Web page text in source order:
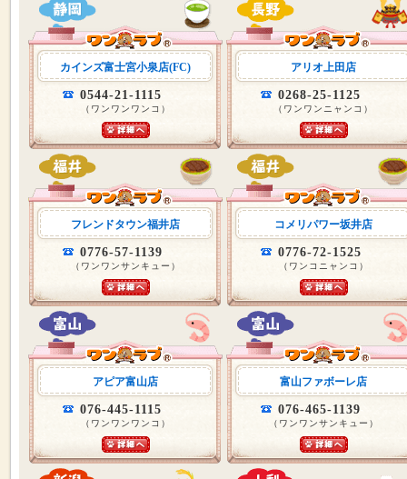
カインズ富士宮小泉店(FC)
0544-21-1115
（ワンワンワンコ）
アリオ上田店
0268-25-1125
（ワンワンニャンコ）
フレンドタウン福井店
0776-57-1139
（ワンワンサンキュー）
コメリパワー坂井店
0776-72-1525
（ワンコニャンコ）
アピア富山店
076-445-1115
（ワンワンワンコ）
富山ファボーレ店
076-465-1139
（ワンワンサンキュー）